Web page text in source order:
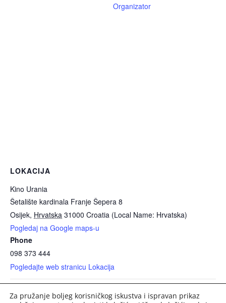
Organizator
LOKACIJA
Kino Urania
Šetalište kardinala Franje Šepera 8
Osijek, Hrvatska 31000 Croatia (Local Name: Hrvatska)
Pogledaj na Google maps-u
Phone
098 373 444
Pogledajte web stranicu Lokacija
Izložba modela živog svijeta „Priroda na dodir“ Predstava – Rulet
Za pružanje boljeg korisničkog iskustva i ispravan prikaz